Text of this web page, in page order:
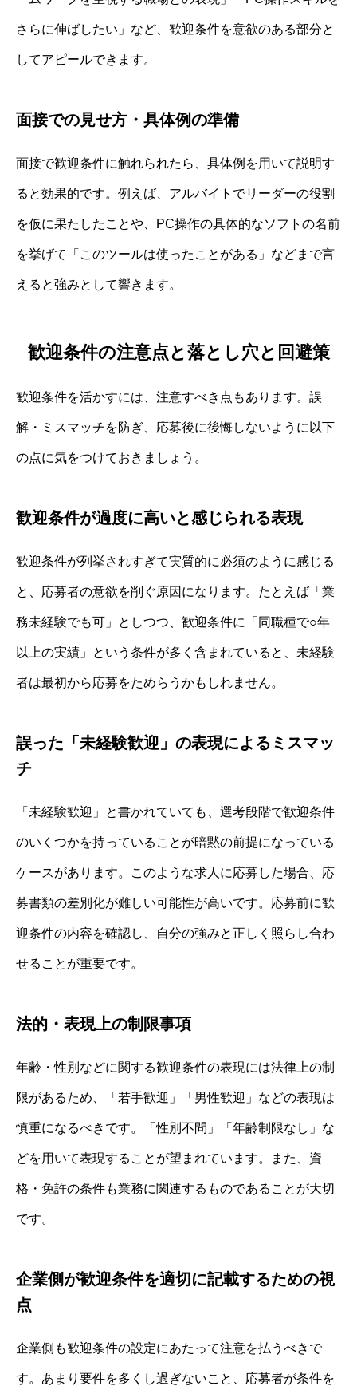
さらに伸ばしたい」など、歓迎条件を意欲のある部分と
してアピールできます。
面接での見せ方・具体例の準備
面接で歓迎条件に触れられたら、具体例を用いて説明す
ると効果的です。例えば、アルバイトでリーダーの役割
を仮に果たしたことや、PC操作の具体的なソフトの名前
を挙げて「このツールは使ったことがある」などまで言
えると強みとして響きます。
歓迎条件の注意点と落とし穴と回避策
歓迎条件を活かすには、注意すべき点もあります。誤
解・ミスマッチを防ぎ、応募後に後悔しないように以下
の点に気をつけておきましょう。
歓迎条件が過度に高いと感じられる表現
歓迎条件が列挙されすぎて実質的に必須のように感じる
と、応募者の意欲を削ぐ原因になります。たとえば「業
務未経験でも可」としつつ、歓迎条件に「同職種で○年
以上の実績」という条件が多く含まれていると、未経験
者は最初から応募をためらうかもしれません。
誤った「未経験歓迎」の表現によるミスマッ
チ
「未経験歓迎」と書かれていても、選考段階で歓迎条件
のいくつかを持っていることが暗黙の前提になっている
ケースがあります。このような求人に応募した場合、応
募書類の差別化が難しい可能性が高いです。応募前に歓
迎条件の内容を確認し、自分の強みと正しく照らし合わ
せることが重要です。
法的・表現上の制限事項
年齢・性別などに関する歓迎条件の表現には法律上の制
限があるため、「若手歓迎」「男性歓迎」などの表現は
慎重になるべきです。「性別不問」「年齢制限なし」な
どを用いて表現することが望まれています。また、資
格・免許の条件も業務に関連するものであることが大切
です。
企業側が歓迎条件を適切に記載するための視
点
企業側も歓迎条件の設定にあたって注意を払うべきで
す。あまり要件を多くし過ぎないこと、応募者が条件を